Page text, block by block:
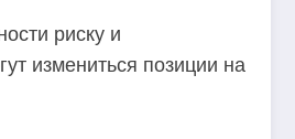
риску и
измениться позиции на